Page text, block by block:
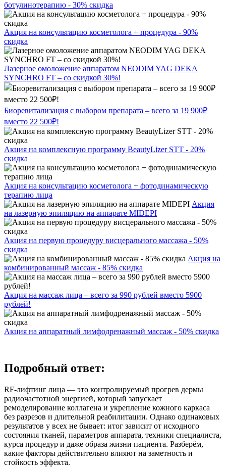
ботулинотерапию - 30% скидка
Акция на консультацию косметолога + процедура - 90%
скидка
Лазерное омоложение аппаратом NEODIM YAG DEKA
SYNCHRO FT – со скидкой 30%!
Биоревитализация с выбором препарата – всего за 19 900₽
вместо 22 500₽!
Акция на комплексную программу BeautyLizer STT - 20%
скидка
Акция на консультацию косметолога + фотодинамическую
терапию лица
Акция
на лазерную эпиляцию на аппарате MIDEPI
Акция на первую процедуру висцерального массажа - 50%
скидка
Акция на
комбинированный массаж - 85% скидка
Акция на массаж лица – всего за 990 рублей вместо 5900
рублей!
Акция на аппаратный лимфодренажный массаж - 50% скидка
Подробный ответ:
RF‑лифтинг лица — это контролируемый прогрев дермы
радиочастотной энергией, который запускает
ремоделирование коллагена и укрепление кожного каркаса
без разрезов и длительной реабилитации. Однако одинаковых
результатов у всех не бывает: итог зависит от исходного
состояния тканей, параметров аппарата, техники специалиста,
курса процедур и даже образа жизни пациента. Разберём,
какие факторы действительно влияют на заметность и
стойкость эффекта.